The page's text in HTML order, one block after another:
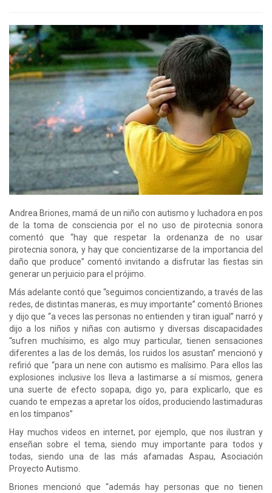
Andrea Briones, mamá de un niño con autismo y luchadora en pos
de la toma de consciencia por el no uso de pirotecnia sonora
comentó que “hay que respetar la ordenanza de no usar
pirotecnia sonora, y hay que concientizarse de la importancia del
daño que produce” comentó invitando a disfrutar las fiestas sin
generar un perjuicio para el prójimo.
Más adelante contó que “seguimos concientizando, a través de las
redes, de distintas maneras, es muy importante” comentó Briones
y dijo que “a veces las personas no entienden y tiran igual” narró y
dijo a los niños y niñas con autismo y diversas discapacidades
“sufren muchísimo, es algo muy particular, tienen sensaciones
diferentes a las de los demás, los ruidos los asustan” mencionó y
refirió que “para un nene con autismo es malísimo. Para ellos las
explosiones inclusive los lleva a lastimarse a sí mismos, genera
una suerte de efecto sopapa, digo yo, para explicarlo, que es
cuando te empezas a apretar los oídos, produciendo lastimaduras
en los tímpanos”
Hay muchos videos en internet, por ejemplo, que nos ilustran y
enseñan sobre el tema, siendo muy importante para todos y
todas, siendo una de las más afamadas Aspau, Asociación
Proyecto Autismo.
Briones mencionó que “además hay personas que no tienen